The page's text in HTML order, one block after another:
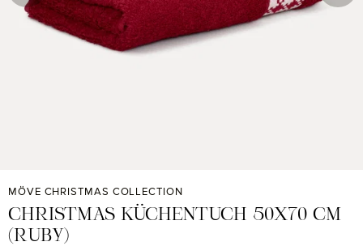
MÖVE CHRISTMAS COLLECTION
CHRISTMAS KÜCHENTUCH 50X70 CM
(RUBY)